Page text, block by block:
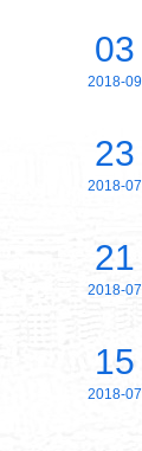
03
2018-09
23
2018-07
21
2018-07
15
2018-07